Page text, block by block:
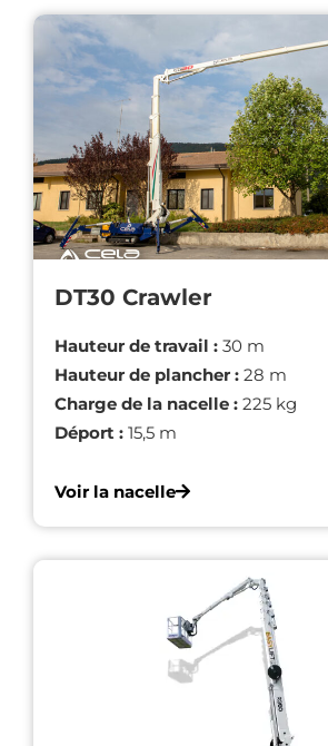
DT30 Crawler
Hauteur de travail : 30 m
Hauteur de plancher : 28 m
Charge de la nacelle : 225 kg
Déport : 15,5 m
Voir la nacelle